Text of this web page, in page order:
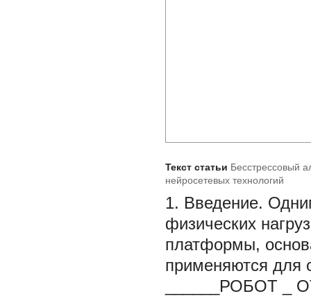
Текст статьи Бесстрессовый
нейросетевых технологий
1. Введение.
физических
платформы,
применяются для
______РОБОТ